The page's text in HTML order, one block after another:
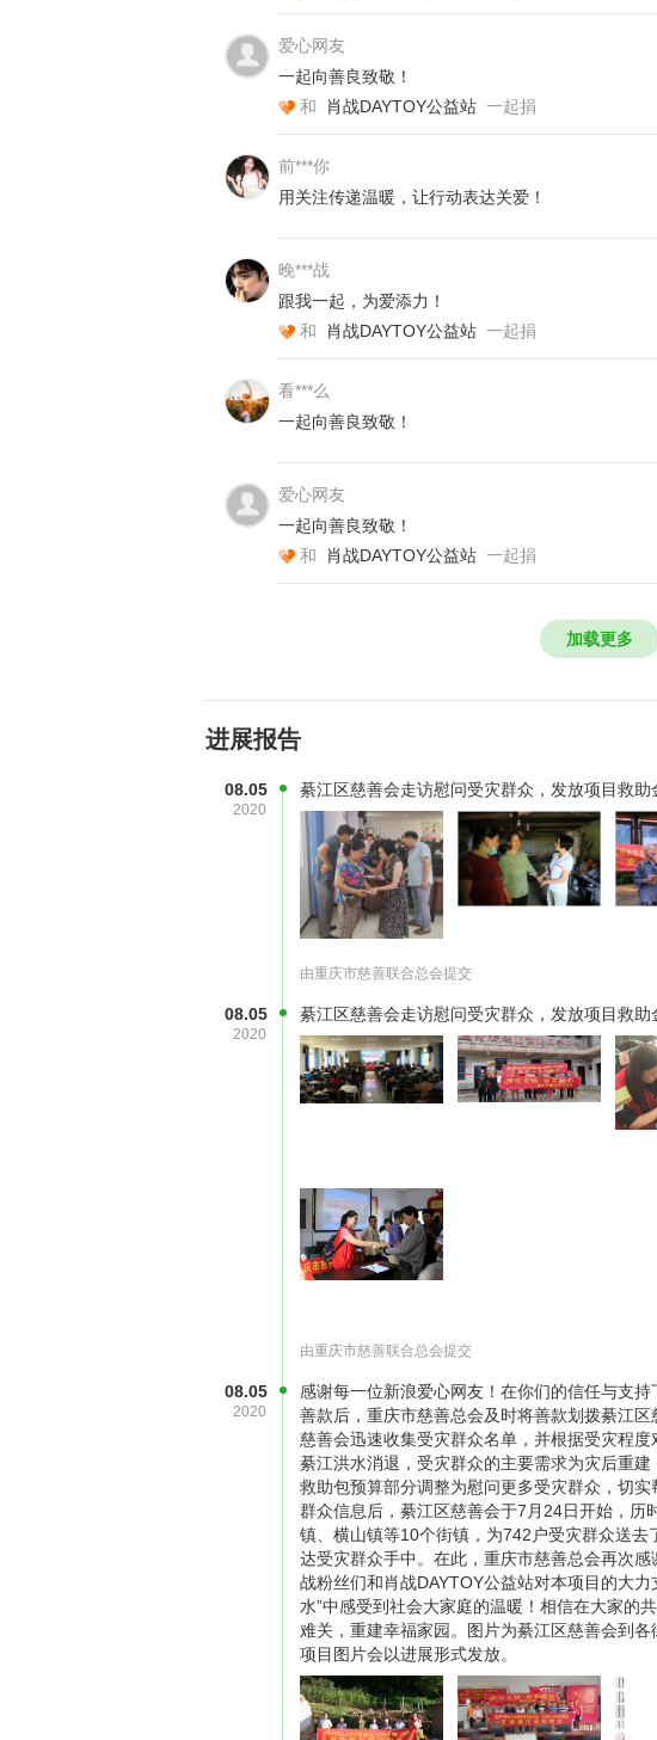
受灾面积大，经济损失重，抗洪救灾形式严峻、刻
家园的信心，鼓足干劲积极开展自救，为防止受灾
总会联合重庆市綦江区慈善会、肖战DAYTOY公益
项目预算：
爱心网友
一起向善良致敬！
和
肖战DAYTOY公益站 一起捐
前***你
用关注传递温暖，让行动表达关爱！
晚***战
跟我一起，为爱添力！
和
肖战DAYTOY公益站 一起捐
看***么
一起向善良致敬！
爱心网友
一起向善良致敬！
和
肖战DAYTOY公益站 一起捐
加载更多
进展报告
08.05
2020
綦江区慈善会走访慰问受灾群众，发放项目救助
由重庆市慈善联合总会提交
08.05
2020
綦江区慈善会走访慰问受灾群众，发放项目救助
由重庆市慈善联合总会提交
08.05
2020
感谢每一位新浪爱心网友！在你们的信任与支
善款后，重庆市慈善总会及时将善款划拨綦江
慈善会迅速收集受灾群众名单，并根据受灾程
綦江洪水消退，受灾群众的主要需求为灾后重
救助包预算部分调整为慰问更多受灾群众，切
群众信息后，綦江区慈善会于7月24日开始，历
镇、横山镇等10个街镇，为742户受灾群众送
达受灾群众手中。在此，重庆市慈善总会再次
战粉丝们和肖战DAYTOY公益站对本项目的大
水”中感受到社会大家庭的温暖！相信在大家的
难关，重建幸福家园。图片为綦江区慈善会到
项目图片会以进展形式发放。